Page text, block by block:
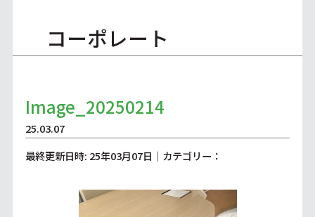
コーポレート
Image_20250214
25.03.07
最終更新日時: 25年03月07日｜カテゴリー：